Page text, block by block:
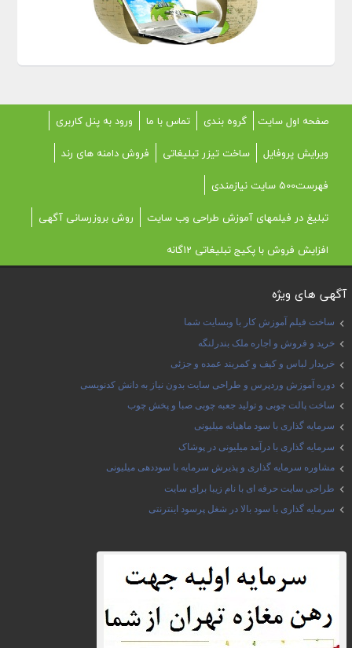
صفحه اول سایت گروه بندی تماس با ما
ورود به پنل کاربری
ویرایش پروفایل
ساخت تیزر تبلیغاتی
فروش دامنه های رند
فهرست500 سایت نیازمندی
تبلیغ در فیلمهای آموزش طراحی وب سایت
روش بروزرسانی آگهی
افزایش فروش با پکیج تبلیغاتی 12گانه
آگهی های ویژه
ساخت فیلم آموزش کار با وبسایت شما
خرید و فروش و اجاره ملک بندرلنگه
خریدار لباس و کیف و کمربند عمده و جزئی
دوره آموزش وردپرس و طراحی سایت بدون نیاز به دانش کدنویسی
ساخت پالت چوبی و تولید جعبه چوبی صبا و پخش چوب
سرمایه گذاری با سود ماهیانه میلیونی
سرمایه گذاری با درآمد میلیونی در پوشاک
مشاوره سرمایه گذاری و پذیرش سرمایه با سوددهی میلیونی
طراحی سایت حرفه ای با نام زیبا برای سایت
سرمایه گذاری با سود بالا در شغل پرسود اینترنتی